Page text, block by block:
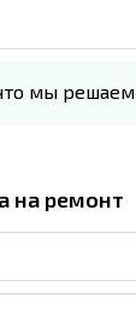
мы решаем
на ремонт